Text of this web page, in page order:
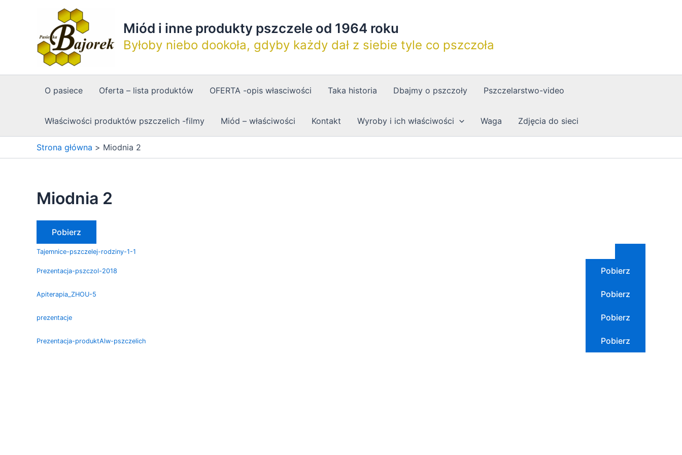
Miód i inne produkty pszczele od 1964 roku
Byłoby niebo dookoła, gdyby każdy dał z siebie tyle co pszczoła
O pasiece Oferta – lista produktów OFERTA -opis własciwości Taka historia Dbajmy o pszczoły Pszczelarstwo-video
Właściwości produktów pszczelich -filmy Miód – właściwości Kontakt Wyroby i ich właściwości Waga Zdjęcia do sieci
Strona główna Miodnia 2
Miodnia 2
Pobierz
Tajemnice-pszczelej-rodziny-1-1
Prezentacja-pszczol-2018 Pobierz
Apiterapia_ZHOU-5 Pobierz
prezentacje Pobierz
Prezentacja-produktAlw-pszczelich Pobierz